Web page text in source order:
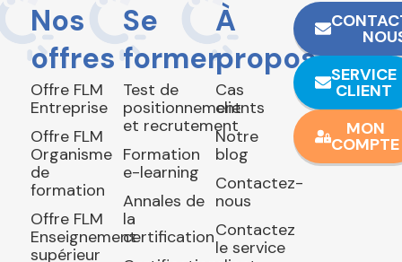
Nos
offres
Offre FLM
Entreprise
Offre FLM
Organisme
de
formation
Offre FLM
Enseignement
supérieur
Se
former
Test de
positionnement
et recrutement
Formation
e-learning
Annales de
la
certification
À
propos
Cas
clients
Notre
blog
Contactez-
nous
Contactez
le service
SERVICE
CLIENT
MON
COMPTE